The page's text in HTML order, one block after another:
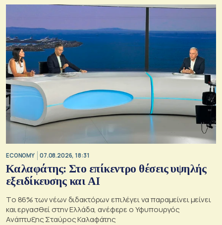
ECONOMY 07.08.2026, 18:31
Καλαφάτης: Στο επίκεντρο θέσεις υψηλής
εξειδίκευσης και AI
Tο 86% των νέων διδακτόρων επιλέγει να παραμείνει μείνει
και εργασθεί στην Ελλάδα, ανέφερε ο Υφυπουργός
Ανάπτυξης Σταύρος Καλαφάτης